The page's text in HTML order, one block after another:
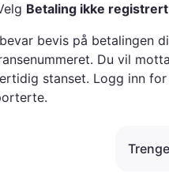
Betaling ikke registrert
bevis på betalingen
Du vil
stanset. Logg inn